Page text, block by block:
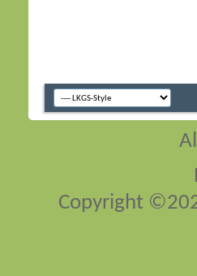
Copyright